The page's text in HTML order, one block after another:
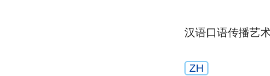
汉语口语传播艺
ZH